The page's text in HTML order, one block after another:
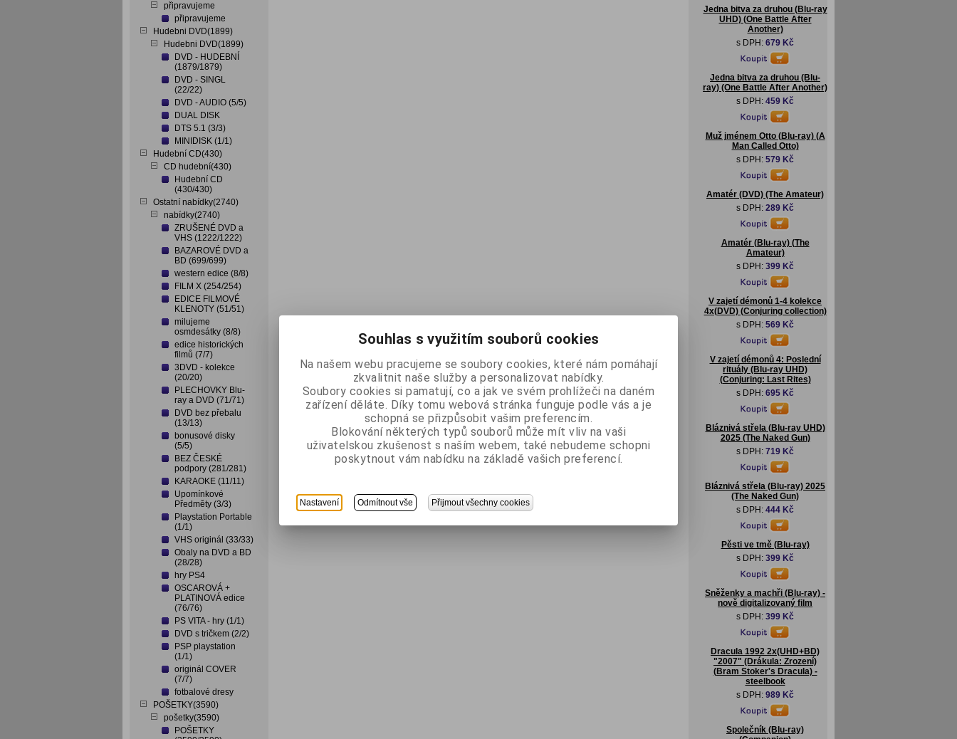
připravujeme
připravujeme
Hudebni DVD(1899)
Hudebni DVD(1899)
DVD - HUDEBNÍ
(1879/1879)
DVD - SINGL
(22/22)
DVD - AUDIO (5/5)
DUAL DISK
DTS 5.1 (3/3)
MINIDISK (1/1)
Hudební CD(430)
CD hudební(430)
Hudební CD
(430/430)
Ostatní nabídky(2740)
nabídky(2740)
ZRUŠENÉ DVD a
VHS (1222/1222)
BAZAROVÉ DVD a
BD (699/699)
western edice (8/8)
FILM X (254/254)
EDICE FILMOVÉ
KLENOTY (51/51)
milujeme
osmdesátky (8/8)
edice historických
filmů (7/7)
3DVD - kolekce
(20/20)
PLECHOVKY Blu-
ray a DVD (71/71)
DVD bez přebalu
(13/13)
bonusové disky
(5/5)
BEZ ČESKÉ
podpory (281/281)
KARAOKE (11/11)
Upomínkové
Předměty (3/3)
Playstation Portable
(1/1)
VHS originál (33/33)
Obaly na DVD a BD
(28/28)
hry PS4
OSCAROVÁ +
PLATINOVÁ edice
(76/76)
PS VITA - hry (1/1)
DVD s tričkem (2/2)
PSP playstation
(1/1)
originál COVER
(7/7)
fotbalové dresy
POŠETKY(3590)
pošetky(3590)
POŠETKY
Jedna bitva za druhou (Blu-ray
UHD) (One Battle After
Another)
s DPH: 679 Kč
Jedna bitva za druhou (Blu-
ray) (One Battle After Another)
s DPH: 459 Kč
Muž jménem Otto (Blu-ray) (A
Man Called Otto)
s DPH: 579 Kč
Amatér (DVD) (The Amateur)
s DPH: 289 Kč
Amatér (Blu-ray) (The
Amateur)
s DPH: 399 Kč
V zajetí démonů 1-4 kolekce
4x(DVD) (Conjuring collection)
s DPH: 569 Kč
V zajetí démonů 4: Poslední
rituály (Blu-ray UHD)
(Conjuring: Last Rites)
s DPH: 695 Kč
Bláznivá střela (Blu-ray UHD)
2025 (The Naked Gun)
s DPH: 719 Kč
Bláznivá střela (Blu-ray) 2025
(The Naked Gun)
s DPH: 444 Kč
Pěsti ve tmě (Blu-ray)
s DPH: 399 Kč
Sněženky a machři (Blu-ray) -
nově digitalizovaný film
s DPH: 399 Kč
Dracula 1992 2x(UHD+BD)
"2007" (Drákula: Zrození)
(Bram Stoker's Dracula) -
steelbook
s DPH: 989 Kč
Společník (Blu-ray)
Souhlas s využitím souborů cookies
Na našem webu pracujeme se soubory cookies, které nám pomáhají
zkvalitnit naše služby a personalizovat nabídky.
Soubory cookies si pamatují, co a jak ve svém prohlížeči na daném
zařízení děláte. Díky tomu webová stránka funguje podle vás a je
schopná se přizpůsobit vašim preferencím.
Blokování některých typů souborů může mít vliv na vaši
uživatelskou zkušenost s naším webem, také nebudeme schopni
poskytnout vám nabídku na základě vašich preferencí.
Nastavení Odmítnout vše Přijmout všechny cookies